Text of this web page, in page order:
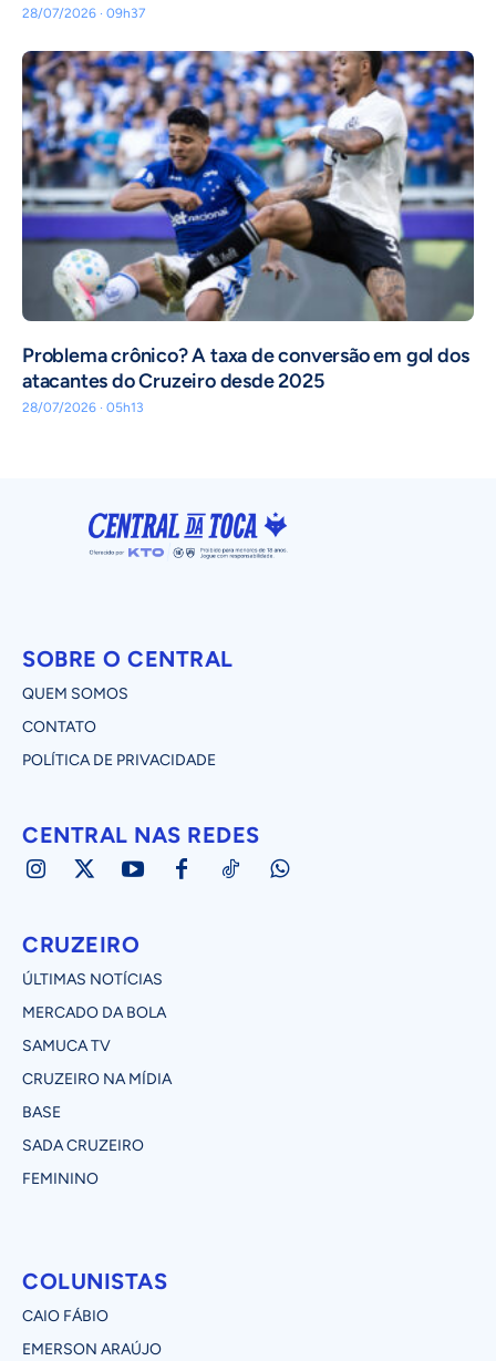
28/07/2026 · 09h37
Problema crônico? A taxa de conversão em gol dos
atacantes do Cruzeiro desde 2025
28/07/2026 · 05h13
SOBRE O CENTRAL
QUEM SOMOS
CONTATO
POLÍTICA DE PRIVACIDADE
CENTRAL NAS REDES
CRUZEIRO
ÚLTIMAS NOTÍCIAS
MERCADO DA BOLA
SAMUCA TV
CRUZEIRO NA MÍDIA
BASE
SADA CRUZEIRO
FEMININO
COLUNISTAS
CAIO FÁBIO
EMERSON ARAÚJO